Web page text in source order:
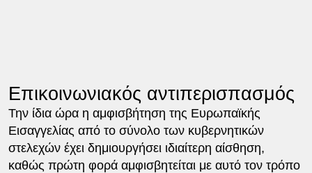
Επικοινωνιακός αντιπερισπασμός
Την ίδια ώρα η αμφισβήτηση της Ευρωπαϊκής
Εισαγγελίας από το σύνολο των κυβερνητικών
στελεχών έχει δημιουργήσει ιδιαίτερη αίσθηση,
καθώς πρώτη φορά αμφισβητείται με αυτό τον τρόπο